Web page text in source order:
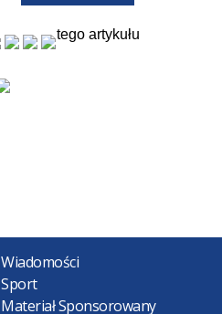
tego artykułu
Wiadomości
Sport
Materiał Sponsorowany